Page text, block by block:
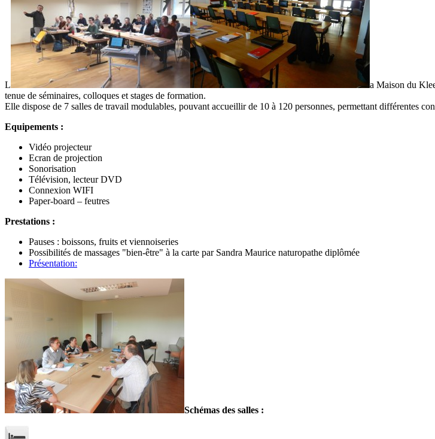
L
a Maison du
tenue de séminaires, colloques et stages de formation.
Elle dispose de 7 salles de travail modulables, pouvant accueillir de 10 à 120 personnes, permettant différentes
Equipements :
Vidéo projecteur
Ecran de projection
Sonorisation
Télévision, lecteur DVD
Connexion WIFI
Paper-board – feutres
Prestations :
Pauses : boissons, fruits et viennoiseries
Possibilités de massages "bien-être" à la carte par Sandra Maurice naturopathe diplômée
Présentation:
Schémas des salles :